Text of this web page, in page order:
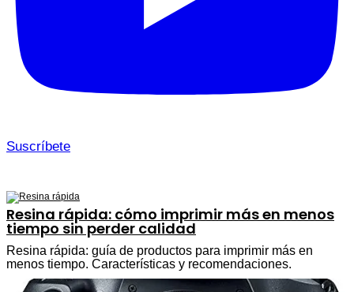
Suscríbete
Resina rápida: cómo imprimir más en menos
tiempo sin perder calidad
Resina rápida: guía de productos para imprimir más en
menos tiempo. Características y recomendaciones.